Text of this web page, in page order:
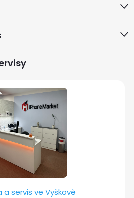
a servis ve Vyškově